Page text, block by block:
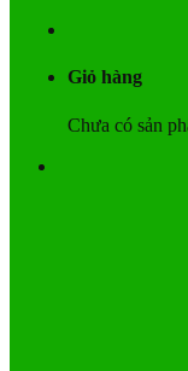
Giỏ hàng
Chưa có sản